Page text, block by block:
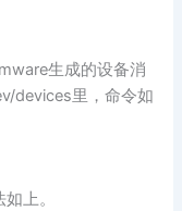
生成的设备消
devices里，命令如
上。